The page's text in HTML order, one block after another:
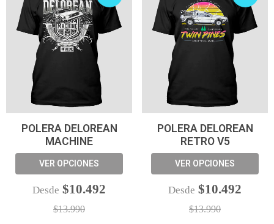
POLERA DELOREAN
MACHINE
VER OPCIONES
Desde $10.492
$13.990
POLERA DELOREAN
RETRO V5
VER OPCIONES
Desde $10.492
$13.990